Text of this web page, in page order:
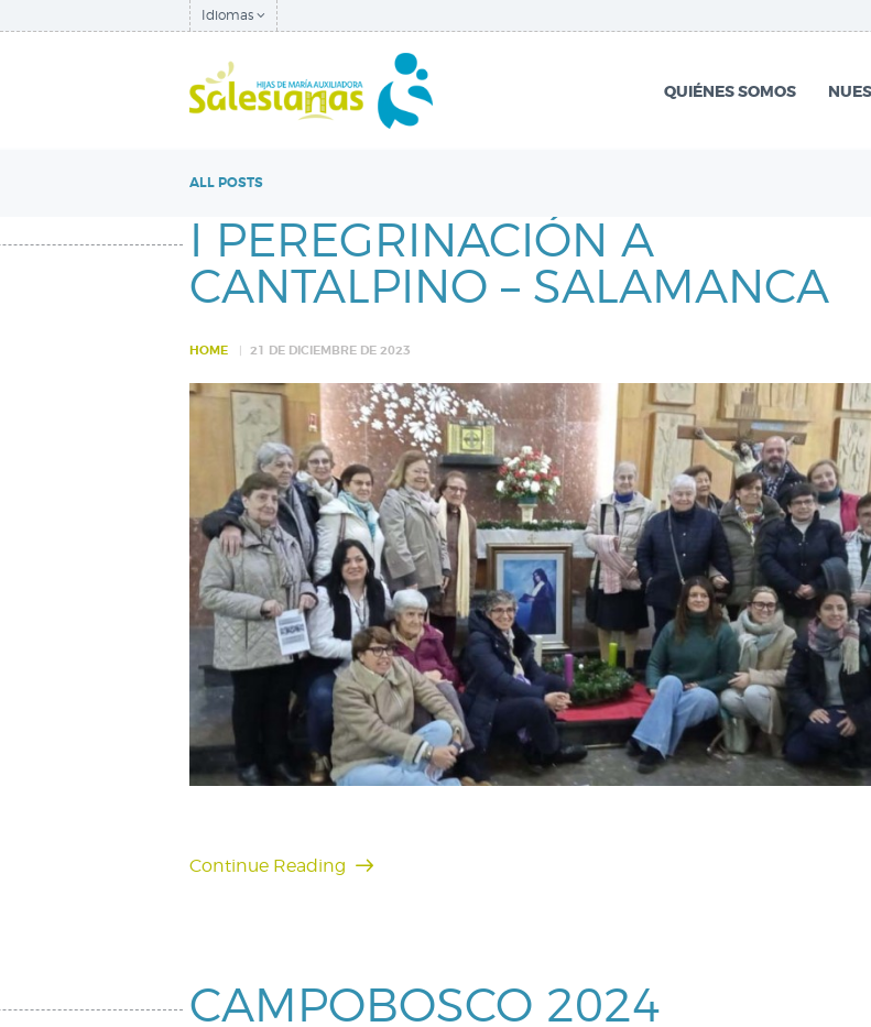
Idiomas
QUIÉNES SOMOS
ALL POSTS
QUIÉNES SOMOS
NUESTRA
NOTICIAS
I PEREGRINACIÓN A
CANTALPINO – SALAMANCA
HOME 21 DE DICIEMBRE DE 2023
Continue Reading
CAMPOBOSCO 2024